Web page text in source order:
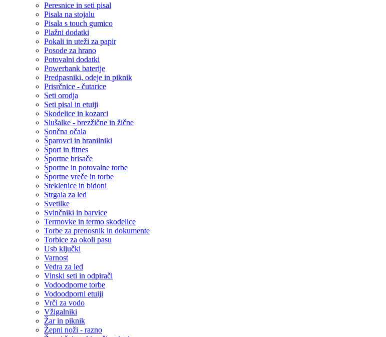
Peresnice in seti pisal
Pisala na stojalu
Pisala s touch gumico
Plažni dodatki
Pokali in uteži za papir
Posode za hrano
Potovalni dodatki
Powerbank baterije
Predpasniki, odeje in piknik
Prisrčnice - čutarice
Seti orodja
Seti pisal in etuiji
Skodelice in kozarci
Slušalke - brezžične in žične
Sončna očala
Šparovci in hranilniki
Šport in fitnes
Športne brisače
Športne in potovalne torbe
Športne vreče in torbe
Steklenice in bidoni
Strgala za led
Svetilke
Svinčniki in barvice
Termovke in termo skodelice
Torbe za prenosnik in dokumente
Torbice za okoli pasu
Usb ključki
Varnost
Vedra za led
Vinski seti in odpirači
Vodoodporne torbe
Vodoodporni etuiji
Vrči za vodo
Vžigalniki
Žar in piknik
Žepni noži - razno